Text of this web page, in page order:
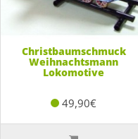
Christbaumschmuck
Weihnachtsmann
Lokomotive
49,90€